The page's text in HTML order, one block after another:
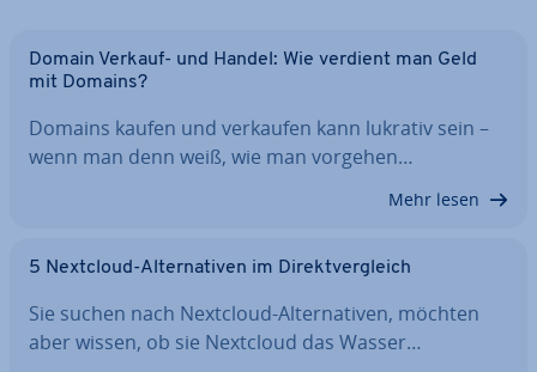
Domain Verkauf- und Handel: Wie verdient man Geld
mit Domains?
Domains kaufen und verkaufen kann lukrativ sein –
wenn man denn weiß, wie man vorgehen…
Mehr lesen
5 Nextcloud-Al­ter­na­ti­ven im Di­rekt­ver­gleich
Sie suchen nach Nextcloud-Al­ter­na­ti­ven, möchten
aber wissen, ob sie Nextcloud das Wasser…